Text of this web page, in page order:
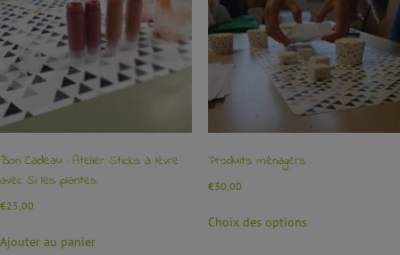
Bon Cadeau : Atelier Sticks à lèvre
avec Si les plantes
€25,00
Ajouter au panier
Produits ménagers
€30,00
Choix des options